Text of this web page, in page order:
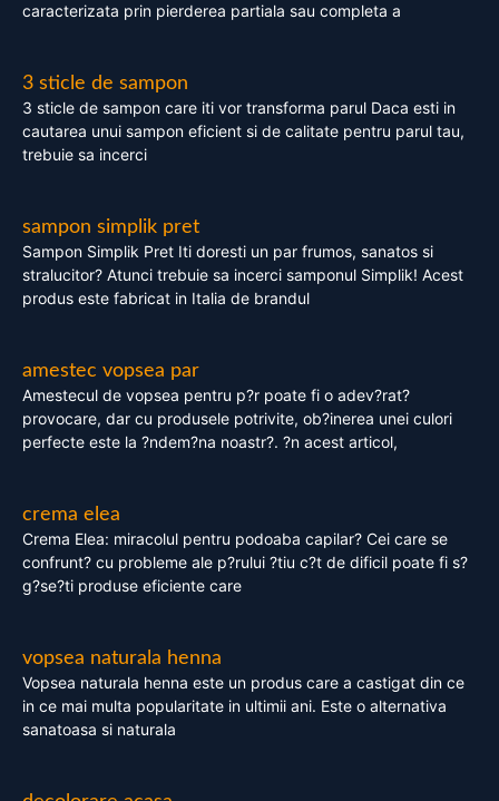
caracterizata prin pierderea partiala sau completa a
3 sticle de sampon
3 sticle de sampon care iti vor transforma parul Daca esti in
cautarea unui sampon eficient si de calitate pentru parul tau,
trebuie sa incerci
sampon simplik pret
Sampon Simplik Pret Iti doresti un par frumos, sanatos si
stralucitor? Atunci trebuie sa incerci samponul Simplik! Acest
produs este fabricat in Italia de brandul
amestec vopsea par
Amestecul de vopsea pentru p?r poate fi o adev?rat?
provocare, dar cu produsele potrivite, ob?inerea unei culori
perfecte este la ?ndem?na noastr?. ?n acest articol,
crema elea
Crema Elea: miracolul pentru podoaba capilar? Cei care se
confrunt? cu probleme ale p?rului ?tiu c?t de dificil poate fi s?
g?se?ti produse eficiente care
vopsea naturala henna
Vopsea naturala henna este un produs care a castigat din ce
in ce mai multa popularitate in ultimii ani. Este o alternativa
sanatoasa si naturala